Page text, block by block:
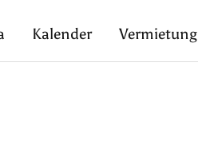
Kalender Vermietung